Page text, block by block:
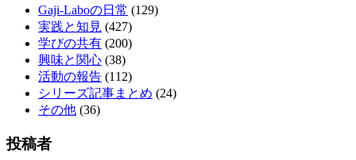
Gaji-Laboの日常 (129)
実践と知見 (427)
学びの共有 (200)
興味と関心 (38)
活動の報告 (112)
シリーズ記事まとめ (24)
その他 (36)
投稿者